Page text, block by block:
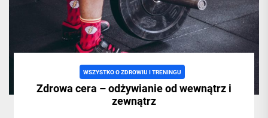
życia,
siłowni
i
WSZYSTKO O ZDROWIU I TRENINGU
Zdrowa cera – odżywianie od wewnątrz i
zewnątrz